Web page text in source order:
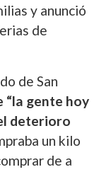
y anunció
de
de San
“la gente hoy
deterioro
un kilo
de a